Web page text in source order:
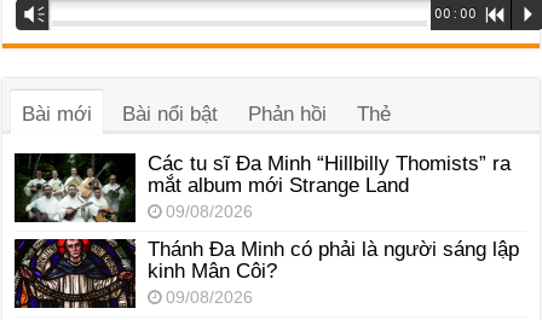
Trình
phát
Vm 00:00 R P
Bài mới Bài nổi bật Phản hồi Thẻ
Các tu sĩ Đa Minh “Hillbilly Thomists” ra
mắt album mới Strange Land
09/08/2026
Thánh Đa Minh có phải là người sáng lập
kinh Mân Côi?
09/08/2026